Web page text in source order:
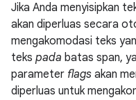
Jika Anda menyisipkan
akan diperluas secara
mengakomodasi teks
teks pada batas span,
parameter flags akan
diperluas untuk